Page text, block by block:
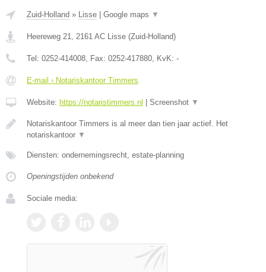
Zuid-Holland » Lisse Google maps ▼
Heereweg 21, 2161 AC Lisse (Zuid-Holland)
Tel: 0252-414008, Fax: 0252-417880, KvK: -
E-mail › Notariskantoor Timmers
Website: https://notaristimmers.nl Screenshot ▼
Notariskantoor Timmers is al meer dan tien jaar actief. Het
notariskantoor ▼
Diensten: ondernemingsrecht, estate-planning
Openingstijden onbekend
Sociale media: